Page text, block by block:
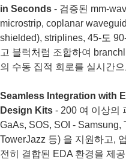
in Seconds - 검증된 mm-
microstrip, coplanar
shielded), striplines, 45-도
고 블럭처럼 조합하여
의 수동 집적 회로를 실시간
Seamless Integration with
Design Kits - 200 여 이상의
GaAs, SOS, SOI -
TowerJazz 등) 을 지원하고,
전히 결합된 EDA 환경을 제